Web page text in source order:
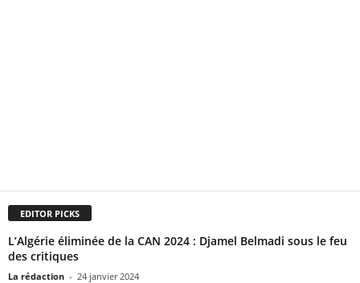
EDITOR PICKS
L’Algérie éliminée de la CAN 2024 : Djamel Belmadi sous le feu
des critiques
La rédaction - 24 janvier 2024